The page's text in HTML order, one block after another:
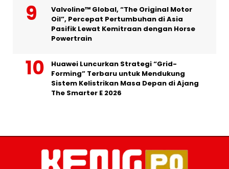
Valvoline™ Global, “The Original Motor
Oil”, Percepat Pertumbuhan di Asia
Pasifik Lewat Kemitraan dengan Horse
Powertrain
Huawei Luncurkan Strategi “Grid-
Forming” Terbaru untuk Mendukung
Sistem Kelistrikan Masa Depan di Ajang
The Smarter E 2026